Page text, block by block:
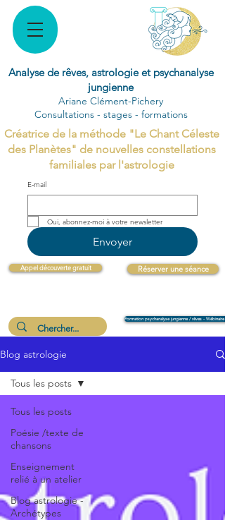
Analyse de rêves, astrologie et psychanalyse
jungienne
Ariane Clément-Pichery
Consultations - stages - formations
Créatrice de la méthode "Le Chant Céleste
des Planètes" de nouvelles constellations
familiales par l'astrologie
E‑mail
Envoyer
Appel découverte gratuit Réserver une séance
Formation psychanalyse jungienne / rêves - Wébinaire
Blog astrologie
Tous les posts
Poésie /texte de
chansons
Enseignement
relié à un atelier
Blog astrologie -
Archétypes
Tous les posts